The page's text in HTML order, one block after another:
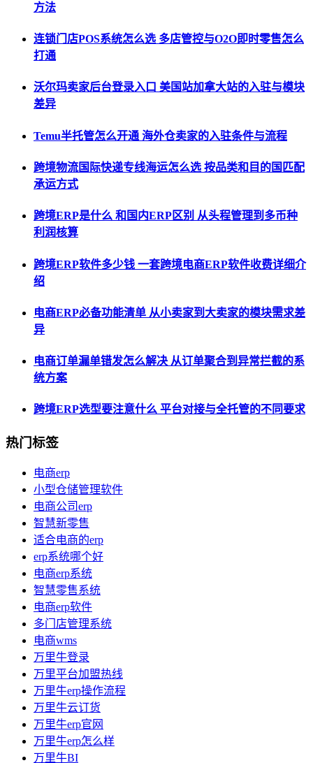
方法
连锁门店POS系统怎么选 多店管控与O2O即时零售怎么
打通
沃尔玛卖家后台登录入口 美国站加拿大站的入驻与模块
差异
Temu半托管怎么开通 海外仓卖家的入驻条件与流程
跨境物流国际快递专线海运怎么选 按品类和目的国匹配
承运方式
跨境ERP是什么 和国内ERP区别 从头程管理到多币种
利润核算
跨境ERP软件多少钱 一套跨境电商ERP软件收费详细介
绍
电商ERP必备功能清单 从小卖家到大卖家的模块需求差
异
电商订单漏单错发怎么解决 从订单聚合到异常拦截的系
统方案
跨境ERP选型要注意什么 平台对接与全托管的不同要求
热门标签
电商erp
小型仓储管理软件
电商公司erp
智慧新零售
适合电商的erp
erp系统哪个好
电商erp系统
智慧零售系统
电商erp软件
多门店管理系统
电商wms
万里牛登录
万里平台加盟热线
万里牛erp操作流程
万里牛云订货
万里牛erp官网
万里牛erp怎么样
万里牛BI